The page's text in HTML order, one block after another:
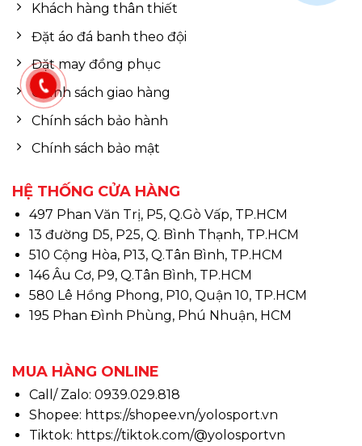
Khách hàng thân thiết
Đặt áo đá banh theo đội
Đặt may đồng phục
Chính sách giao hàng
Chính sách bảo hành
Chính sách bảo mật
HỆ THỐNG CỬA HÀNG
497 Phan Văn Trị, P5, Q.Gò Vấp, TP.HCM
13 đường D5, P25, Q. Bình Thạnh, TP.HCM
510 Cộng Hòa, P13, Q.Tân Bình, TP.HCM
146 Âu Cơ, P9, Q.Tân Bình, TP.HCM
580 Lê Hồng Phong, P10, Quận 10, TP.HCM
195 Phan Đình Phùng, Phú Nhuận, HCM
MUA HÀNG ONLINE
Call/ Zalo: 0939.029.818
Shopee: https://shopee.vn/yolosport.vn
Tiktok: https://tiktok.com/@yolosportvn